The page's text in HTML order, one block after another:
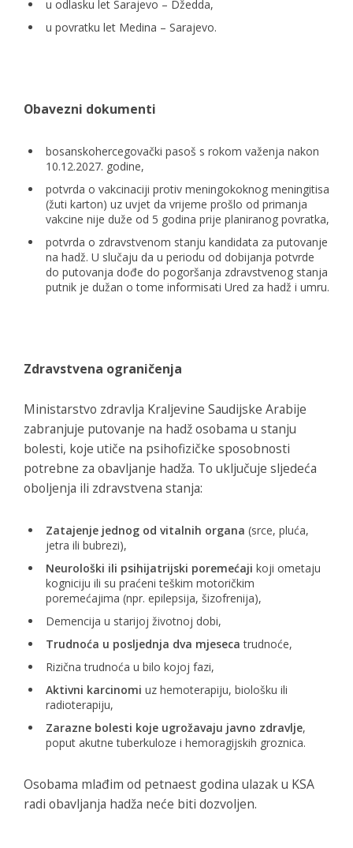
u odlasku let Sarajevo – Džedda,
u povratku let Medina – Sarajevo.
Obavezni dokumenti
bosanskohercegovački pasoš s rokom važenja nakon
10.12.2027. godine,
potvrda o vakcinaciji protiv meningokoknog meningitisa
(žuti karton) uz uvjet da vrijeme prošlo od primanja
vakcine nije duže od 5 godina prije planiranog povratka,
potvrda o zdravstvenom stanju kandidata za putovanje
na hadž. U slučaju da u periodu od dobijanja potvrde
do putovanja dođe do pogoršanja zdravstvenog stanja
putnik je dužan o tome informisati Ured za hadž i umru.
Zdravstvena ograničenja
Ministarstvo zdravlja Kraljevine Saudijske Arabije
zabranjuje putovanje na hadž osobama u stanju
bolesti, koje utiče na psihofizičke sposobnosti
potrebne za obavljanje hadža. To uključuje sljedeća
oboljenja ili zdravstvena stanja:
Zatajenje jednog od vitalnih organa (srce, pluća,
jetra ili bubrezi),
Neurološki ili psihijatrijski poremećaji koji ometaju
kogniciju ili su praćeni teškim motoričkim
poremećajima (npr. epilepsija, šizofrenija),
Demencija u starijoj životnoj dobi,
Trudnoća u posljednja dva mjeseca trudnoće,
Rizična trudnoća u bilo kojoj fazi,
Aktivni karcinomi uz hemoterapiju, biološku ili
radioterapiju,
Zarazne bolesti koje ugrožavaju javno zdravlje,
poput akutne tuberkuloze i hemoragijskih groznica.
Osobama mlađim od petnaest godina ulazak u KSA
radi obavljanja hadža neće biti dozvoljen.